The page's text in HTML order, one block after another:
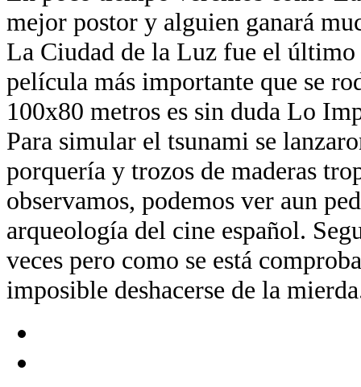
mejor postor y alguien ganará
La Ciudad de la Luz fue el
película más importante que se
100x80 metros es sin duda Lo
Para simular el tsunami se
porquería y trozos de maderas
observamos, podemos ver aun
arqueología del cine español.
veces pero como se está
imposible deshacerse de la